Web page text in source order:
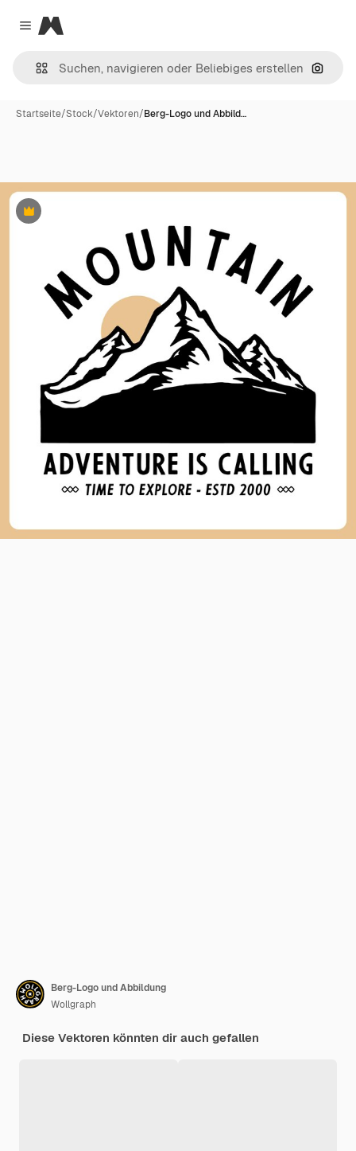
Close menu
Magnific
Nach
Startseite/Stock/Vektoren/Berg-Logo und Abbild…
Premium
Berg-Logo und Abbildung
Wollgraph
Diese Vektoren könnten dir auch gefallen